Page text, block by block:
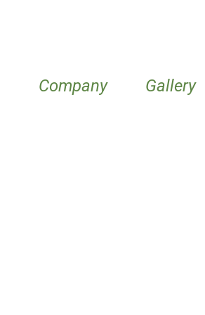
Company Gallery